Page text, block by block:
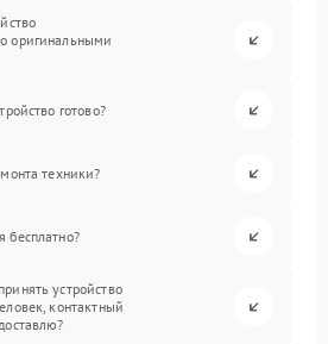
оригинальными
готово?
техники?
бесплатно?
устройство
контактный